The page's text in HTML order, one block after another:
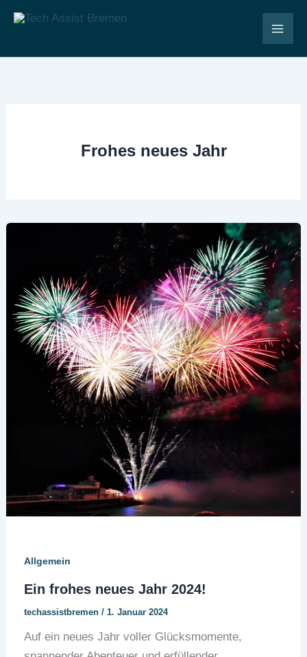
Inhalt
Frohes neues Jahr
Allgemein
Ein frohes neues Jahr 2024!
techassistbremen / 1. Januar 2024
Auf ein neues Jahr voller Glücksmomente,